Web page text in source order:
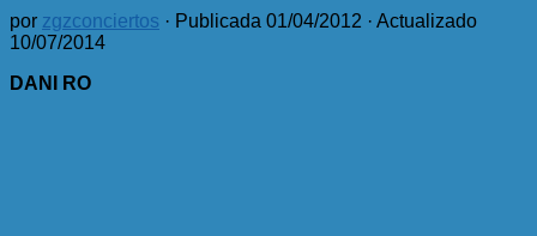
por zgzconciertos · Publicada 01/04/2012 · Actualizado
10/07/2014
DANI RO